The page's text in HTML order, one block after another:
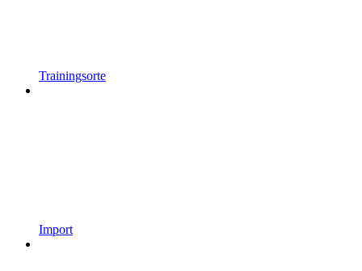
Trainingsorte
Import